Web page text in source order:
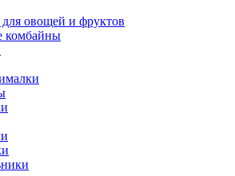
овощей и фруктов
комбайны